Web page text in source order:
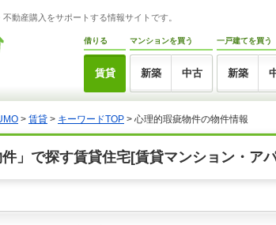
動産購入をサポートする情報サイトです。
借りる
賃貸
マンションを買う
新築 中古
一戸建てを買う
新築
> 賃貸 > キーワードTOP > 心理的瑕疵物件の物件情報
件」で探す賃貸住宅[賃貸マンション・ア